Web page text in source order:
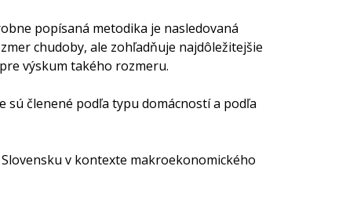
popísaná metodika je nasledovaná
chudoby, ale zohľadňuje najdôležitejšie
výskum takého rozmeru.
sú členené podľa typu domácností a podľa
v kontexte makroekonomického